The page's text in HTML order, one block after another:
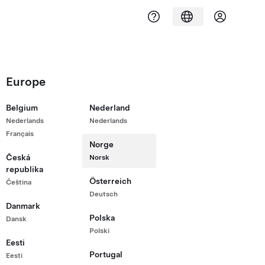
Europe
Belgium
Nederlands
Français
Česká
republika
Čeština
Danmark
Dansk
Eesti
Eesti
Nederland
Nederlands
Norge
Norsk
Österreich
Deutsch
Polska
Polski
Portugal
i app
å få tilgang til Tesla Assist (Beta) i appen og
for bestillinger, biler, energiprodukter
eller nyere. Hvis du ikke kan skanne QR-